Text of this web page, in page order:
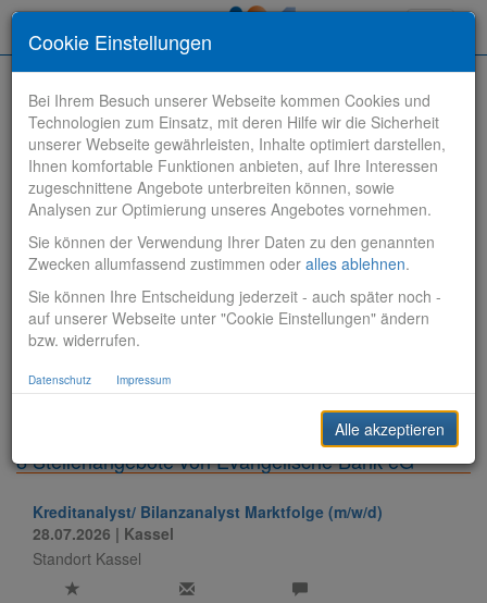
Stelle finden
Vertriebsbank
Produktionsbank
Sonstiges
8 Stellenangebote von Evangelische Bank eG
Kreditanalyst/ Bilanzanalyst Marktfolge (m/w/d)
28.07.2026 | Kassel
Standort Kassel
Cookie Einstellungen
Bei Ihrem Besuch unserer Webseite kommen Cookies und
Technologien zum Einsatz, mit deren Hilfe wir die Sicherheit
unserer Webseite gewährleisten, Inhalte optimiert darstellen,
Ihnen komfortable Funktionen anbieten, auf Ihre Interessen
zugeschnittene Angebote unterbreiten können, sowie
Analysen zur Optimierung unseres Angebotes vornehmen.
Sie können der Verwendung Ihrer Daten zu den genannten
Zwecken allumfassend zustimmen oder alles ablehnen.
Sie können Ihre Entscheidung jederzeit - auch später noch -
auf unserer Webseite unter "Cookie Einstellungen" ändern
bzw. widerrufen.
Datenschutz Impressum
Alle akzeptieren